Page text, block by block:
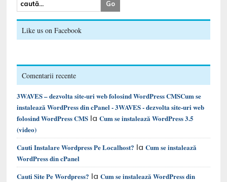
Like us on Facebook
Comentarii recente
3WAVES – dezvolta site-uri web folosind WordPress CMSCum se
instalează WordPress din cPanel - 3WAVES - dezvolta site-uri web
folosind WordPress CMS laCum se instalează WordPress 3.5
(video)
Cauti Instalare Wordpress Pe Localhost? laCum se instalează
WordPress din cPanel
Cauti Site Pe Wordpress? laCum se instalează WordPress din